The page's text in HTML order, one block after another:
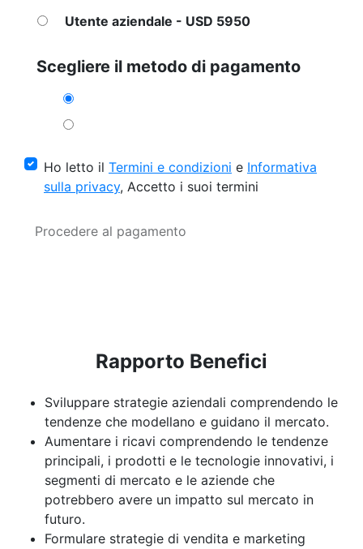
Utente aziendale - USD 5950
Scegliere il metodo di pagamento
Ho letto il Termini e condizioni e Informativa
sulla privacy, Accetto i suoi termini
Procedere al pagamento
Rapporto Benefici
Sviluppare strategie aziendali comprendendo le
tendenze che modellano e guidano il mercato.
Aumentare i ricavi comprendendo le tendenze
principali, i prodotti e le tecnologie innovativi, i
segmenti di mercato e le aziende che
potrebbero avere un impatto sul mercato in
futuro.
Formulare strategie di vendita e marketing